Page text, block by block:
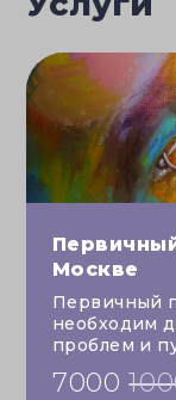
Москве
Первичный
необходим
проблем и
7000